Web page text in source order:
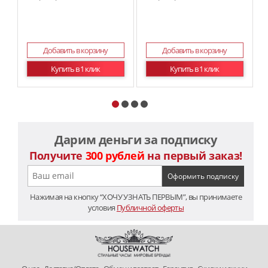
Добавить в корзину
Купить в 1 клик
Добавить в корзину
Купить в 1 клик
Дарим деньги за подписку
Получите 300 рублей на первый заказ!
Нажимая на кнопку “ХОЧУ УЗНАТЬ ПЕРВЫМ”, вы принимаете
условия Публичной оферты